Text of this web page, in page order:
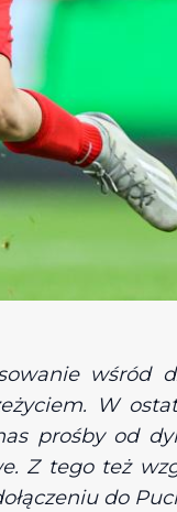
wśród
W
prośby od
Z tego też
do